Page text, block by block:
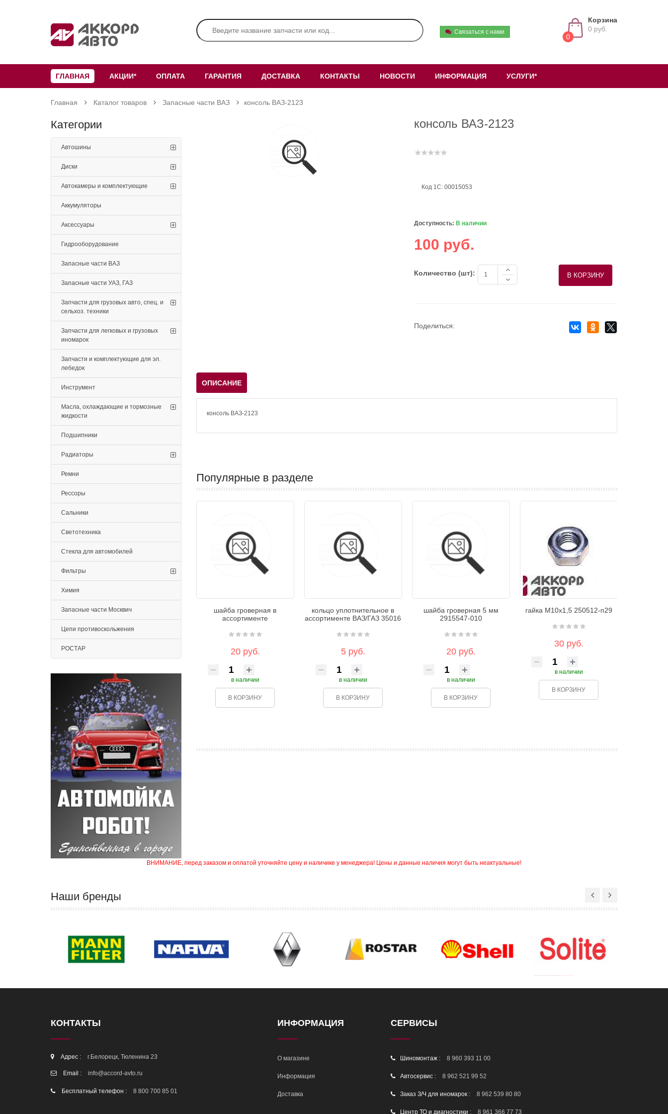
Связаться с нами
0
Корзина
0 руб.
ГЛАВНАЯ АКЦИИ* ОПЛАТА ГАРАНТИЯ ДОСТАВКА КОНТАКТЫ НОВОСТИ ИНФОРМАЦИЯ УСЛУГИ*
Главная Каталог товаров Запасные части ВАЗ консоль ВАЗ-2123
Категории
Автошины
Диски
Автокамеры и комплектующие
Аккумуляторы
Аксессуары
Гидрооборудование
Запасные части ВАЗ
Запасные части УАЗ, ГАЗ
Запчасти для грузовых авто, спец. и
сельхоз. техники
Запчасти для легковых и грузовых
иномарок
Запчасти и комплектующие для эл.
лебедок
Инструмент
Масла, охлаждающие и тормозные
жидкости
Подшипники
Радиаторы
Ремни
Рессоры
Сальники
Светотехника
Стекла для автомобилей
Фильтры
Химия
Запасные части Москвич
Цепи противоскольжения
РОСТАР
консоль ВАЗ-2123
Код 1С: 00015053
Доступность: В наличии
100 руб.
Количество (шт):
Поделиться:
ОПИСАНИЕ
консоль ВАЗ-2123
Популярные в разделе
шайба гроверная в
ассортименте
20 руб.
в наличии
В КОРЗИНУ
кольцо уплотнительное в
ассортименте ВАЗ/ГАЗ 35016
5 руб.
в наличии
В КОРЗИНУ
шайба гроверная 5 мм
2915547-010
20 руб.
в наличии
В КОРЗИНУ
гайка М10х1,5 250512-п29
30 руб.
в наличии
В КОРЗИНУ
ВНИМАНИЕ, перед заказом и оплатой уточняйте цену и наличике у менеджера! Цены и данные наличия могут быть неактуальные!
Наши бренды
КОНТАКТЫ
Адрес : г.Белорецк, Тюленина 23
Email : info@accord-avto.ru
Бесплатный телефон : 8 800 700 85 01
ИНФОРМАЦИЯ
О магазине
Информация
Доставка
СЕРВИСЫ
Шиномонтаж : 8 960 393 11 00
Автосервис : 8 962 521 99 52
Заказ З/Ч для иномарок : 8 962 539 80 80
Центр ТО и диагностики : 8 961 366 77 73